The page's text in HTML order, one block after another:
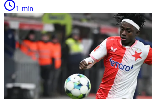
1 min